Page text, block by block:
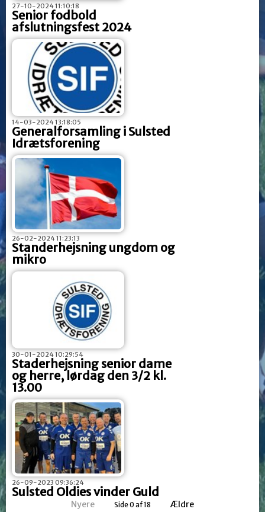
27-10-2024 11:10:18
Senior fodbold
afslutningsfest 2024
14-03-2024 13:18:05
Generalforsamling i Sulsted
Idrætsforening
26-02-2024 11:23:13
Standerhejsning ungdom og
mikro
30-01-2024 10:29:54
Staderhejsning senior dame
og herre, lørdag den 3/2 kl.
13.00
26-09-2023 09:36:24
Sulsted Oldies vinder Guld
Nyere Side 0 af 18 Ældre